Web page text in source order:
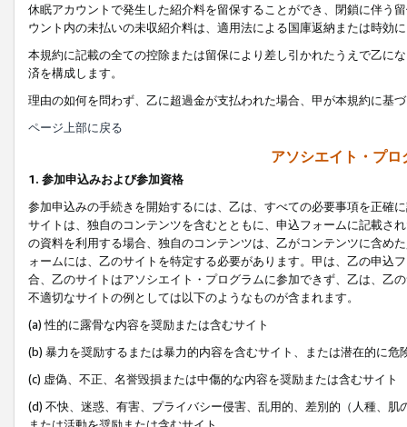
休眠アカウントで発生した紹介料を留保することができ、閉鎖に伴う
ウント内の未払いの未収紹介料は、適用法による国庫返納または時効
本規約に記載の全ての控除または留保により差し引かれたうえで乙に
済を構成します。
理由の如何を問わず、乙に超過金が支払われた場合、甲が本規約に基
ページ上部に戻る
アソシエイト・プ
1. 参加申込みおよび参加資格
参加申込みの手続きを開始するには、乙は、すべての必要事項を正確
サイトは、独自のコンテンツを含むとともに、申込フォームに記載さ
の資料を利用する場合、独自のコンテンツは、乙がコンテンツに含め
ォームには、乙のサイトを特定する必要があります。甲は、乙の申込
合、乙のサイトはアソシエイト・プログラムに参加できず、乙は、乙
不適切なサイトの例としては以下のようなものが含まれます。
(a) 性的に露骨な内容を奨励または含むサイト
(b) 暴力を奨励するまたは暴力的内容を含むサイト、または潜在的に
(c) 虚偽、不正、名誉毀損または中傷的な内容を奨励または含むサイト
(d) 不快、迷惑、有害、プライバシー侵害、乱用的、差別的（人種、
または活動を奨励または含むサイト